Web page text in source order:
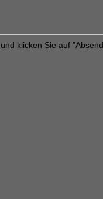
klicken Sie auf